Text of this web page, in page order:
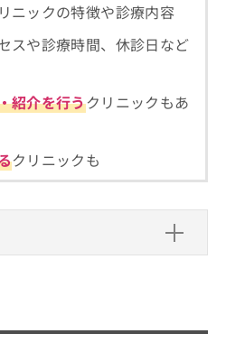
ニックの特徴や診療内容
スや診療時間、休診日など
紹介を行うクリニックもあ
クリニックも
目安
リニック、どうやって選べ